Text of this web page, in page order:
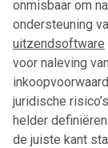
onmisbaar om
ondersteuning
uitzendsoftware
voor naleving
juridische
helder
de juiste kant